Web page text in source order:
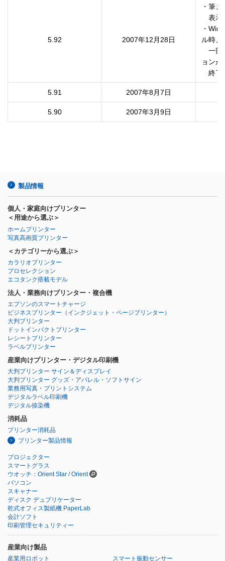
5.92 2007年12月28日
・筆
表示
・
ル時、
一部
ョンが
終了
5.91 2007年8月7日
5.90 2007年3月9日
製品情報
個人・家庭向けプリンター
＜用途から選ぶ＞
ホームプリンター
写真高画質プリンター
＜カテゴリーから選ぶ＞
カラリオプリンター
プロセレクション
エコタンク搭載モデル
法人・業務向けプリンター・複合機
エプソンのスマートチャージ
ビジネスプリンター （インクジェット・ページプリンター）
大判プリンター
ドットインパクトプリンター
レシートプリンター
ラベルプリンター
産業向けプリンター・デジタル印刷機
大判プリンター サイン＆ディスプレイ
大判プリンター グッズ・アパレル・ソフトサイン
業務用写真・プリントシステム
デジタルラベル印刷機
デジタル捺染機
消耗品
プリンター消耗品
プリンター製品情報
プロジェクター
スマートグラス
ウオッチ：Orient Star / Orient
パソコン
スキャナー
ディスク デュプリケーター
乾式オフィス製紙機 PaperLab
会計ソフト
印刷管理セキュリティー
産業向け製品
産業用ロボット スマート振動センサー